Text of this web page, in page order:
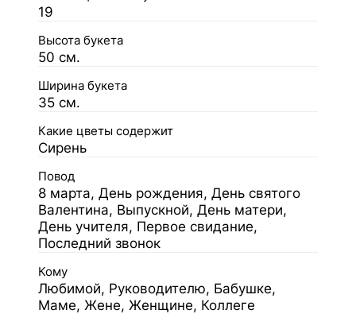
19
Высота букета
50 см.
Ширина букета
35 см.
Какие цветы содержит
Сирень
Повод
8 марта, День рождения, День святого
Валентина, Выпускной, День матери,
День учителя, Первое свидание,
Последний звонок
Кому
Любимой, Руководителю, Бабушке,
Маме, Жене, Женщине, Коллеге